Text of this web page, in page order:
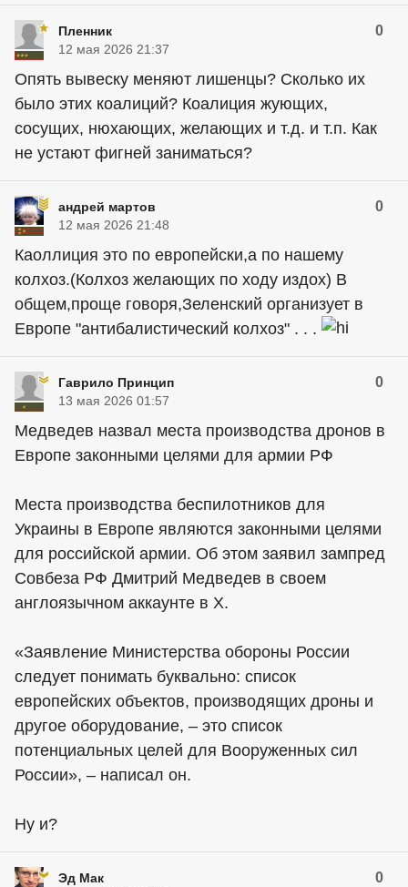
Пленник 0
12 мая 2026 21:37
Опять вывеску меняют лишенцы? Сколько их
было этих коалиций? Коалиция жующих,
сосущих, нюхающих, желающих и т.д. и т.п. Как
не устают фигней заниматься?
андрей мартов 0
12 мая 2026 21:48
Каоллиция это по европейски,а по нашему
колхоз.(Колхоз желающих по ходу издох) В
общем,проще говоря,Зеленский организует в
Европе "антибалистический колхоз" . . .
Гаврило Принцип 0
13 мая 2026 01:57
Медведев назвал места производства дронов в
Европе законными целями для армии РФ
Места производства беспилотников для
Украины в Европе являются законными целями
для российской армии. Об этом заявил зампред
Совбеза РФ Дмитрий Медведев в своем
англоязычном аккаунте в X.
«Заявление Министерства обороны России
следует понимать буквально: список
европейских объектов, производящих дроны и
другое оборудование, – это список
потенциальных целей для Вооруженных сил
России», – написал он.
Ну и?
Эд Мак 0